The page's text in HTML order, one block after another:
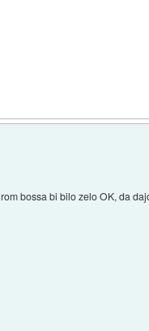
bossa bi bilo zelo OK, da